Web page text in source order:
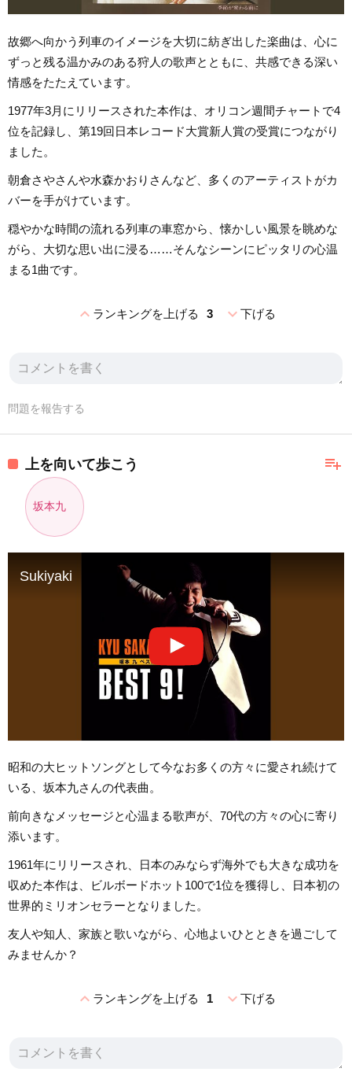
故郷へ向かう列車のイメージを大切に紡ぎ出した楽曲は、心に
ずっと残る温かみのある狩人の歌声とともに、共感できる深い
情感をたたえています。
1977年3月にリリースされた本作は、オリコン週間チャートで4
位を記録し、第19回日本レコード大賞新人賞の受賞につながり
ました。
朝倉さやさんや水森かおりさんなど、多くのアーティストがカ
バーを手がけています。
穏やかな時間の流れる列車の車窓から、懐かしい風景を眺めな
がら、大切な思い出に浸る……そんなシーンにピッタリの心温
まる1曲です。
expand_lessランキングを上げる 3 expand_more下げる
問題を報告する
playlist_add
上を向いて歩こう
坂本九
Sukiyaki
昭和の大ヒットソングとして今なお多くの方々に愛され続けて
いる、坂本九さんの代表曲。
前向きなメッセージと心温まる歌声が、70代の方々の心に寄り
添います。
1961年にリリースされ、日本のみならず海外でも大きな成功を
収めた本作は、ビルボードホット100で1位を獲得し、日本初の
世界的ミリオンセラーとなりました。
友人や知人、家族と歌いながら、心地よいひとときを過ごして
みませんか？
expand_lessランキングを上げる 1 expand_more下げる